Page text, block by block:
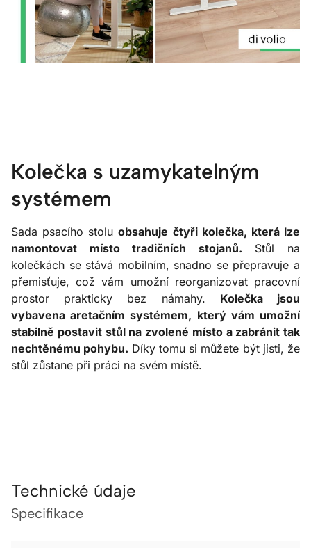
Kolečka s uzamykatelným
systémem
Sada psacího stoluobsahuje čtyři kolečka, která lze
namontovat místo tradičních stojanů. Stůl na
kolečkách se stává mobilním, snadno se přepravuje a
přemisťuje, což vám umožní reorganizovat pracovní
prostor prakticky bez námahy. Kolečka jsou
vybavena aretačním systémem, který vám umožní
stabilně postavit stůl na zvolené místo a zabránit tak
nechtěnému pohybu. Díky tomu si můžete být jisti, že
stůl zůstane při práci na svém místě.
Technické údaje
Specifikace